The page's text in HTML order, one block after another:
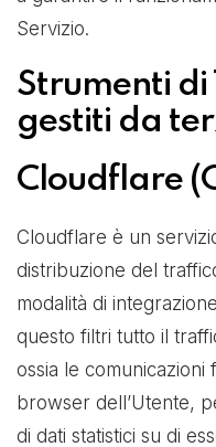
Servizio.
Strumenti di
gestiti da
Cloudflare
Cloudflare è un
distribuzione del
modalità di
questo filtri tutto il
ossia le comunicazioni
browser dell’Utente,
di dati statistici su di